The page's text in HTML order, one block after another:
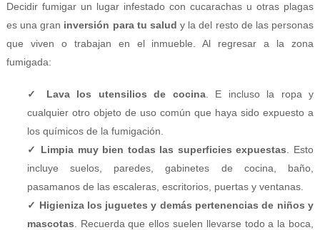
Decidir fumigar un lugar infestado con cucarachas u otras plagas
es una gran inversión para tu salud y la del resto de las personas
que viven o trabajan en el inmueble. Al regresar a la zona
fumigada:
✓ Lava los utensilios de cocina. E incluso la ropa y
cualquier otro objeto de uso común que haya sido expuesto a
los químicos de la fumigación.
✓ Limpia muy bien todas las superficies expuestas . Esto
incluye suelos, paredes, gabinetes de cocina, baño,
pasamanos de las escaleras, escritorios, puertas y ventanas.
✓ Higieniza los juguetes y demás pertenencias de niños y
mascotas . Recuerda que ellos suelen llevarse todo a la boca,